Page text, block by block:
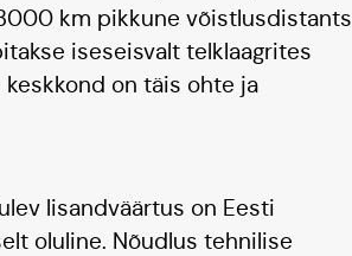
km pikkune võistlusdistants
iseseisvalt telklaagrites
on täis ohte ja
lisandväärtus on Eesti
oluline. Nõudlus tehnilise